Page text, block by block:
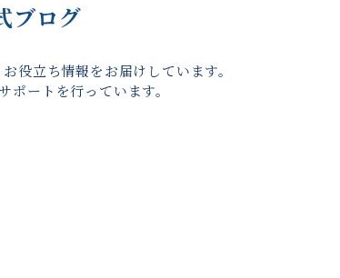
ブログ
役立ち情報をお届けしています。
ートを行っています。